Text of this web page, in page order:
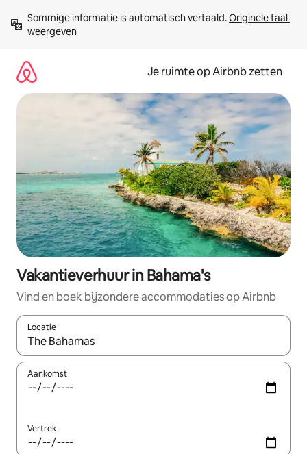
direct
naar
Sommige informatie is automatisch vertaald. Originele taal
weergeven
Je ruimte op Airbnb zetten
Vakantieverhuur in Bahama's
Vind en boek bijzondere accommodaties op Airbnb
Locatie
Wanneer er suggesties beschikbaar zijn, maak je een keuze
Aankomst
Vertrek